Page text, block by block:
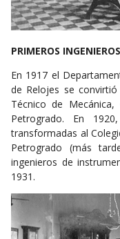
PRIMEROS INGENIEROS
En 1917 el
de Relojes se
Técnico de
Petrogrado. En
transformadas al
Petrogrado (más
ingenieros de
1931.